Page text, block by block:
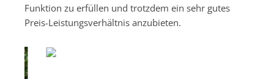
Funktion zu erfüllen und trotzdem ein sehr gutes
Preis-Leistungsverhältnis anzubieten.